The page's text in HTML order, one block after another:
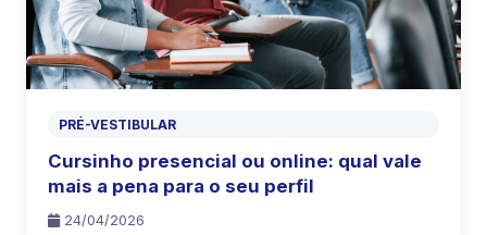
PRÉ-VESTIBULAR
Cursinho presencial ou online: qual vale
mais a pena para o seu perfil
24/04/2026